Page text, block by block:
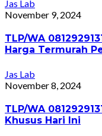
Jas Lab
November 9, 2024
TLP/WA
Harga Termurah
Jas Lab
November 8, 2024
TLP/WA
Khusus Hari Ini